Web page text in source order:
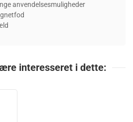
anvendelsesmuligheder
interesseret i dette: